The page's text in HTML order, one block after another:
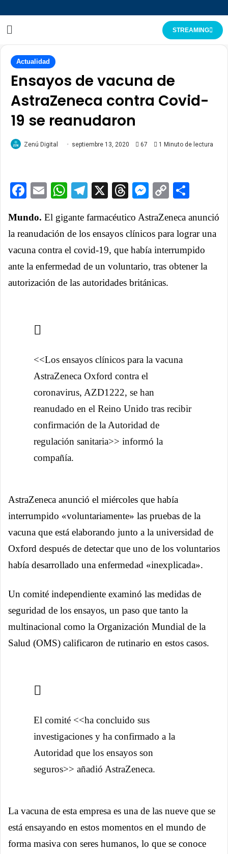
STREAMING
Actualidad
Ensayos de vacuna de
AstraZeneca contra Covid-
19 se reanudaron
Zenú Digital septiembre 13, 2020 67 1 Minuto de lectura
Facebook
EmailWhatsApp
Telegram
X ThreadsCopy
Mundo. El gigante farmacéutico AstraZeneca anunció
la reanudación de los ensayos clínicos para lograr una
vacuna contra el covid-19, que había interrumpido
ante la enfermedad de un voluntario, tras obtener la
autorización de las autoridades británicas.
<<Los ensayos clínicos para la vacuna
AstraZeneca Oxford contra el
coronavirus, AZD1222, se han
reanudado en el Reino Unido tras recibir
confirmación de la Autoridad de
regulación sanitaria>> informó la
compañía.
AstraZeneca anunció el miércoles que había
interrumpido «voluntariamente» las pruebas de la
vacuna que está elaborando junto a la universidad de
Oxford después de detectar que uno de los voluntarios
había desarrollado una enfermedad «inexplicada».
Un comité independiente examinó las medidas de
seguridad de los ensayos, un paso que tanto la
multinacional como la Organización Mundial de la
Salud (OMS) calificaron de rutinario en estos casos.
El comité <<ha concluido sus
investigaciones y ha confirmado a la
Autoridad que los ensayos son
seguros>> añadió AstraZeneca.
La vacuna de esta empresa es una de las nueve que se
está ensayando en estos momentos en el mundo de
forma masiva con seres humanos, lo que se conoce